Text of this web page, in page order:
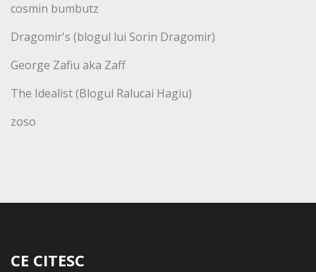
cosmin bumbutz
Dragomir's (blogul lui Sorin Dragomir)
George Zafiu aka Zaff
The Idealist (Blogul Ralucai Hagiu)
zoso
CE CITESC